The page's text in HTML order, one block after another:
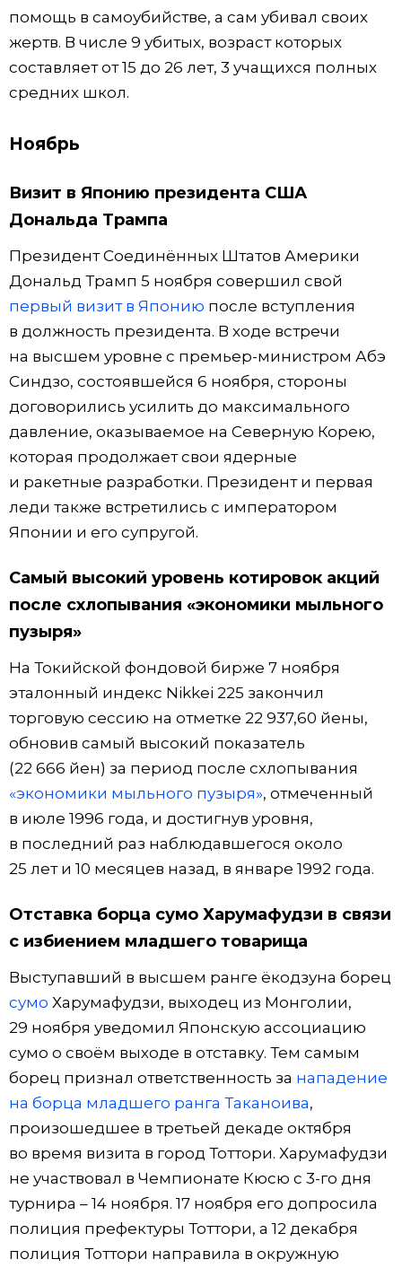
помощь в самоубийстве, а сам убивал своих
жертв. В числе 9 убитых, возраст которых
составляет от 15 до 26 лет, 3 учащихся полных
средних школ.
Ноябрь
Визит в Японию президента США
Дональда Трампа
Президент Соединённых Штатов Америки
Дональд Трамп 5 ноября совершил свой
первый визит в Японию после вступления
в должность президента. В ходе встречи
на высшем уровне с премьер-министром Абэ
Синдзо, состоявшейся 6 ноября, стороны
договорились усилить до максимального
давление, оказываемое на Северную Корею,
которая продолжает свои ядерные
и ракетные разработки. Президент и первая
леди также встретились с императором
Японии и его супругой.
Самый высокий уровень котировок акций
после схлопывания «экономики мыльного
пузыря»
На Токийской фондовой бирже 7 ноября
эталонный индекс Nikkei 225 закончил
торговую сессию на отметке 22 937,60 йены,
обновив самый высокий показатель
(22 666 йен) за период после схлопывания
«экономики мыльного пузыря», отмеченный
в июле 1996 года, и достигнув уровня,
в последний раз наблюдавшегося около
25 лет и 10 месяцев назад, в январе 1992 года.
Отставка борца сумо Харумафудзи в связи
с избиением младшего товарища
Выступавший в высшем ранге ёкодзуна борец
сумо Харумафудзи, выходец из Монголии,
29 ноября уведомил Японскую ассоциацию
сумо о своём выходе в отставку. Тем самым
борец признал ответственность за нападение
на борца младшего ранга Таканоива,
произошедшее в третьей декаде октября
во время визита в город Тоттори. Харумафудзи
не участвовал в Чемпионате Кюсю с 3-го дня
турнира – 14 ноября. 17 ноября его допросила
полиция префектуры Тоттори, а 12 декабря
полиция Тоттори направила в окружную